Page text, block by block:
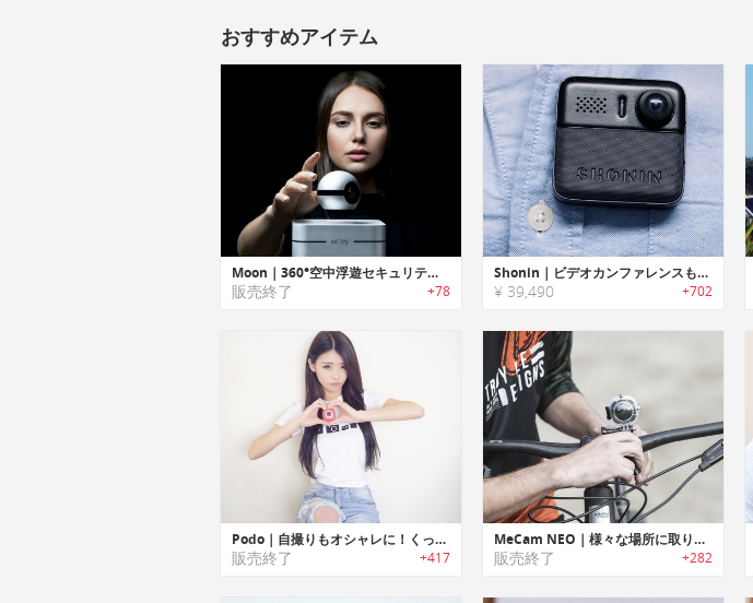
おすすめアイテム
Moon｜360°空中浮遊セキュリティカメラ「ムーン」
販売終了 +78
Shonin｜ビデオカンファレンスも可能なウェアラブルセキュリティーカメラ「ショーニン」
¥ 39,490 +702
Podo｜自撮りもオシャレに！くっつく制御型アプリカメラ
販売終了 +417
MeCam NEO｜様々な場所に取り付け可能なスマートライフスタイルカメラ「ミーカムネオ」
販売終了 +282